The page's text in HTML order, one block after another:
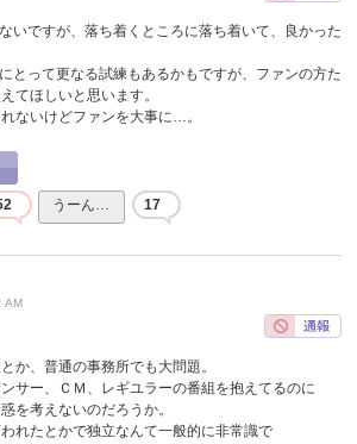
いですが、落ち着くところに落ち着いて、良かった
とって更なる試練もあるかもですが、ファンの方た
てほしいと思います。
ないけどファンを大事に…。
うーん… 17
AM
か、普通の事務所でも大問題。
サー、ＣＭ、レギユラーの番組を抱えてるのに
を考えないのだろうか。
れたとかで独立なんて一般的に非常識で